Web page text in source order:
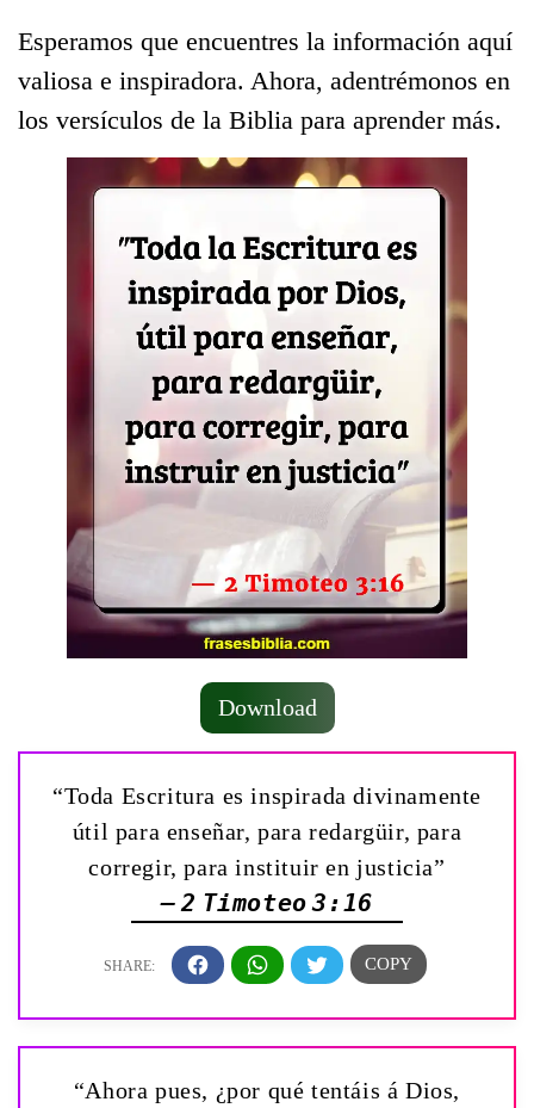
Esperamos que encuentres la información aquí
valiosa e inspiradora. Ahora, adentrémonos en
los versículos de la Biblia para aprender más.
Download
“Toda Escritura es inspirada divinamente
útil para enseñar, para redargüir, para
corregir, para instituir en justicia”
— 2 Timoteo 3:16
“Ahora pues, ¿por qué tentáis á Dios,